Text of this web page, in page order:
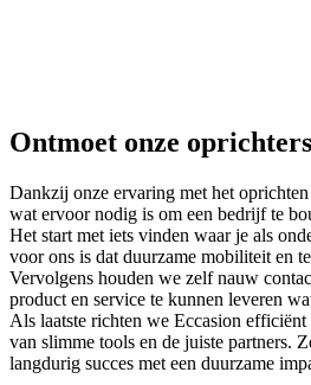
Ontmoet onze oprichters
Dankzij onze ervaring met het
wat ervoor nodig is om een bedrijf te
Het start met iets vinden waar je als
voor ons is dat duurzame mobiliteit en
Vervolgens houden we zelf nauw
product en service te kunnen leveren
Als laatste richten we Eccasion
van slimme tools en de juiste partners.
langdurig succes met een duurzame